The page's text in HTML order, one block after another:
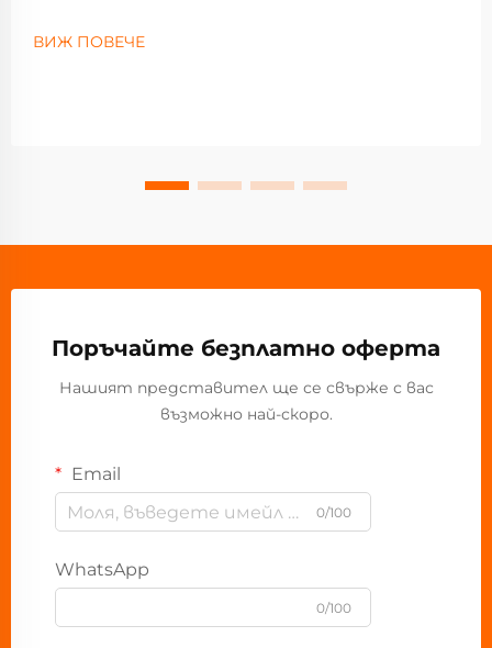
ВИЖ ПОВЕЧЕ
Поръчайте безплатно оферта
Нашият представител ще се свърже с вас
възможно най-скоро.
Email
0/100
WhatsApp
0/100